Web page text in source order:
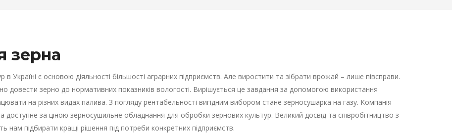
зерна
Україні є основою діяльності більшості аграрних підприємств. Але виростити та зібрати врожай – лише півсправи.
довести зерно до нормативних показників вологості. Вирішується це завдання за допомогою використання
на різних видах палива. З погляду рентабельності вигідним вибором стане зерносушарка на газу. Компанія
за ціною зерносушильне обладнання для обробки зернових культур. Великий досвід та співробітництво з
підбирати кращі рішення під потреби конкретних підприємств.